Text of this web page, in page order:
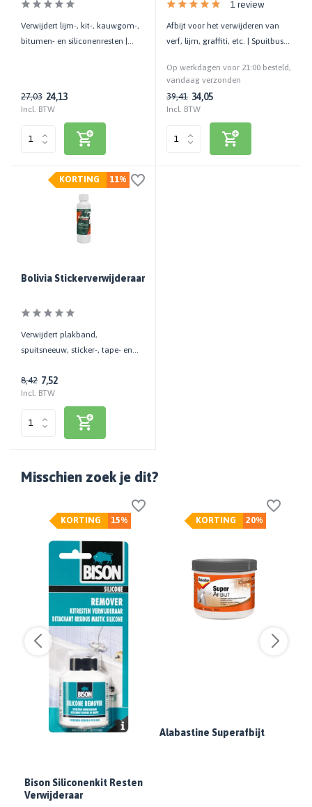
Verwijdert lijm-, kit-, kauwgom-,
bitumen- en siliconenresten |
27,03 24,13
Incl. BTW
1 review
Afbijt voor het verwijderen van
verf, lijm, graffiti, etc. | Spuitbus |
Op werkdagen voor 21:00 besteld,
vandaag verzonden
39,41 34,05
Incl. BTW
11%
KORTING
Bolivia Stickerverwijderaar
Verwijdert plakband,
spuitsneeuw, sticker-, tape- en
ML
8,42 7,52
Incl. BTW
Misschien zoek je dit?
15%
KORTING
Bison Siliconenkit Resten
Verwijderaar
20%
KORTING
Alabastine Superafbijt